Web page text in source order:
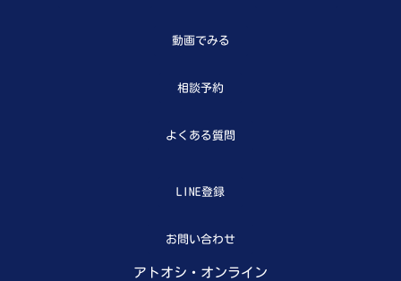
動画でみる
相談予約
よくある質問
LINE登録
お問い合わせ
アトオシ・オンライン